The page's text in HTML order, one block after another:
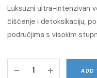
Luksuzni ultra-intenzivan
čišćenje i detoksikaciju,
područjima s visokim
Baccara
ADD